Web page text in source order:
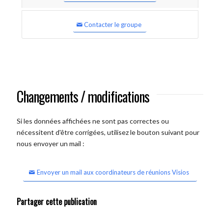
Contacter le groupe
Changements / modifications
Si les données affichées ne sont pas correctes ou
nécessitent d'être corrigées, utilisez le bouton suivant pour
nous envoyer un mail :
Envoyer un mail aux coordinateurs de réunions Visios
Partager cette publication